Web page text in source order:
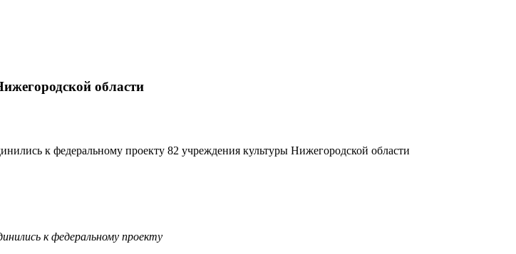
области
к федеральному проекту 82 учреждения культуры Нижегородской области
к федеральному проекту